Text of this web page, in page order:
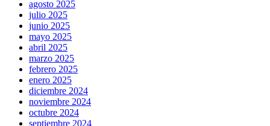
agosto 2025
julio 2025
junio 2025
mayo 2025
abril 2025
marzo 2025
febrero 2025
enero 2025
diciembre 2024
noviembre 2024
octubre 2024
septiembre 2024